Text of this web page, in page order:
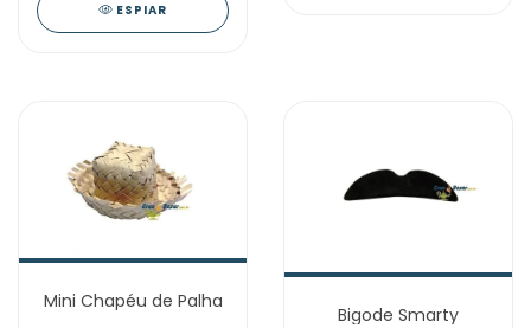
ESPIAR
Mini Chapéu de Palha
Bigode Smarty